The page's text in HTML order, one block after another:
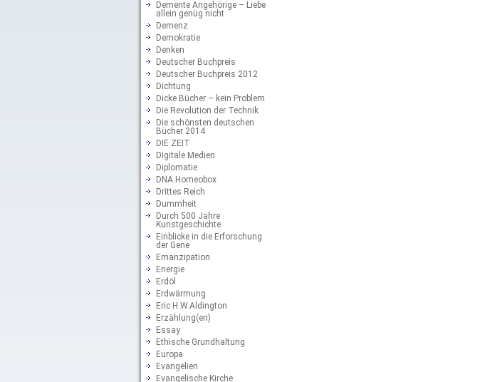
Demente Angehörige – Liebe
allein genüg nicht
Demenz
Demokratie
Denken
Deutscher Buchpreis
Deutscher Buchpreis 2012
Dichtung
Dicke Bücher – kein Problem
Die Revolution der Technik
Die schönsten deutschen
Bücher 2014
DIE ZEIT
Digitale Medien
Diplomatie
DNA Homeobox
Drittes Reich
Dummheit
Durch 500 Jahre
Kunstgeschichte
Einblicke in die Erforschung
der Gene
Emanzipation
Energie
Erdöl
Erdwärmung
Eric H.W.Aldington
Erzählung(en)
Essay
Ethische Grundhaltung
Europa
Evangelien
Evangelische Kirche